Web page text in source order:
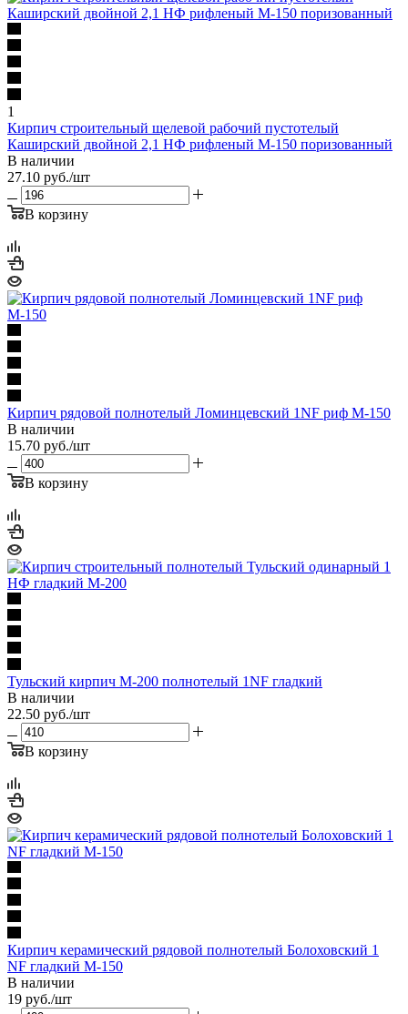
1
Кирпич строительный щелевой рабочий пустотелый
Каширский двойной 2,1 НФ рифленый М-150 поризованный
В наличии
27.10 руб./шт
В корзину
Кирпич рядовой полнотелый Ломинцевский 1NF риф М-150
В наличии
15.70 руб./шт
В корзину
Тульский кирпич М-200 полнотелый 1NF гладкий
В наличии
22.50 руб./шт
В корзину
Кирпич керамический рядовой полнотелый Болоховский 1
NF гладкий М-150
В наличии
19 руб./шт